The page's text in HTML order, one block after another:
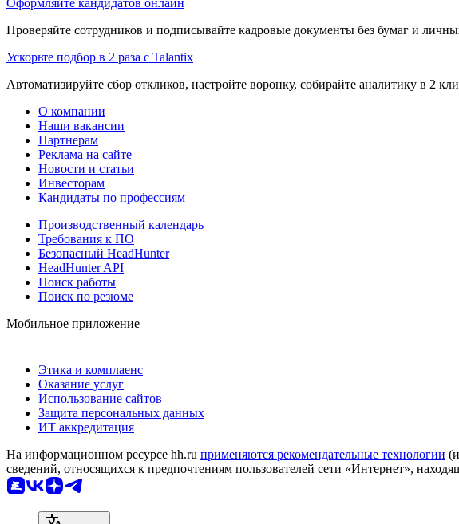
Проверяйте сотрудников и подписывайте кадровые документы без бумаг и
Ускорьте подбор в 2 раза с Talantix
Автоматизируйте сбор откликов, настройте воронку, собирайте аналитику в 2
О компании
Наши вакансии
Партнерам
Реклама на сайте
Новости и статьи
Инвесторам
Кандидаты по профессиям
Производственный календарь
Требования к ПО
Безопасный HeadHunter
HeadHunter API
Поиск работы
Поиск по резюме
Мобильное приложение
Этика и комплаенс
Оказание услуг
Использование сайтов
Защита персональных данных
ИТ аккредитация
На информационном ресурсе hh.ru применяются рекомендательные технологии
сведений, относящихся к предпочтениям пользователей сети «Интернет»,